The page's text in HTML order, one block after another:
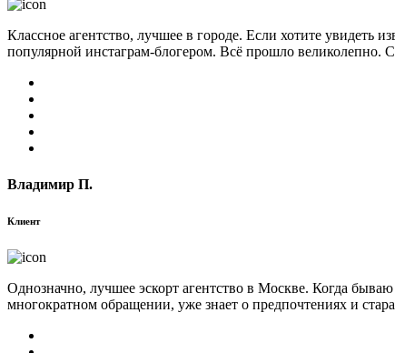
Классное агентство, лучшее в городе. Если хотите увидеть
популярной инстаграм-блогером. Всё прошло великолепно.
Владимир П.
Клиент
Однозначно, лучшее эскорт агентство в Москве. Когда
многократном обращении, уже знает о предпочтениях и